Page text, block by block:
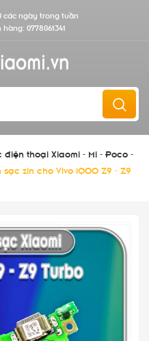
các ngày trong tuần
hàng: 0778061341
thoại Xiaomi - Mi - Poco -
zin cho Vivo iQOO Z9 - Z9